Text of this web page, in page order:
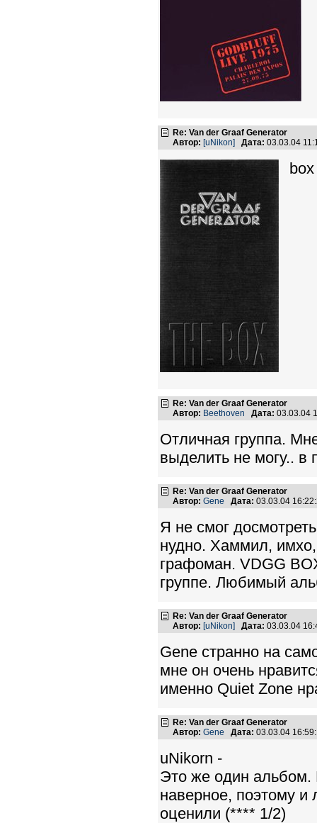
Re: Van der Graaf Generator
Автор: [uNikon] Дата: 03.03.04
box
Re: Van der Graaf Generator
Автор: Beethoven Дата: 03.03.04
Отличная группа.
выделить не могу.. в
Re: Van der Graaf Generator
Автор: Gene Дата: 03.03.04
Я не смог
нудно. Хаммил,
графоман. VDGG
группе. Любимый
Re: Van der Graaf Generator
Автор: [uNikon] Дата: 03.03.04
Gene странно на
мне он очень
именно Quiet Zone
Re: Van der Graaf Generator
Автор: Gene Дата: 03.03.04
uNikorn -
Это же один
наверное, поэтому
оценили (**** 1/2)